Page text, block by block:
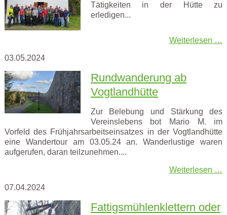
Tätigkeiten in der Hütte zu
erledigen...
Weiterlesen …
03.05.2024
Rundwanderung ab
Vogtlandhütte
Zur Belebung und Stärkung des
Vereinslebens bot Mario M. im
Vorfeld des Frühjahrsarbeitseinsatzes in der Vogtlandhütte
eine Wandertour am 03.05.24 an. Wanderlustige waren
aufgerufen, daran teilzunehmen....
Weiterlesen …
07.04.2024
Fattigsmühlenklettern oder